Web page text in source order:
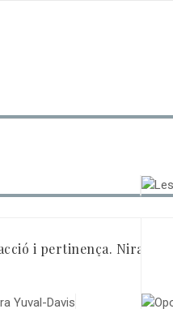
i pertinença. Nira